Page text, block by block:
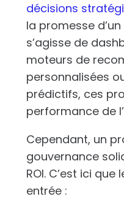
décisions
la promesse
s’agisse de
moteurs de
personnalisées
prédictifs, ces
performance de
Cependant, un
gouvernance
ROI. C’est ici
entrée :